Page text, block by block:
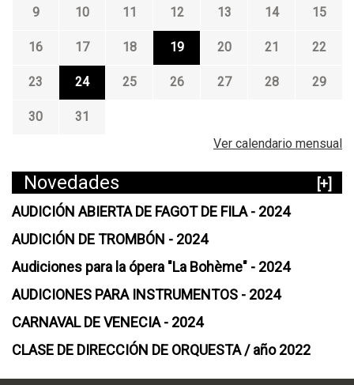
9 10 11 12 13 14 15
16 17 18 19 20 21 22
23 24 25 26 27 28 29
30
31
Ver calendario mensual
Novedades
[+]
AUDICIÓN ABIERTA DE FAGOT DE FILA - 2024
AUDICIÓN DE TROMBÓN - 2024
Audiciones para la ópera "La Bohème" - 2024
AUDICIONES PARA INSTRUMENTOS - 2024
CARNAVAL DE VENECIA - 2024
CLASE DE DIRECCIÓN DE ORQUESTA / año 2022